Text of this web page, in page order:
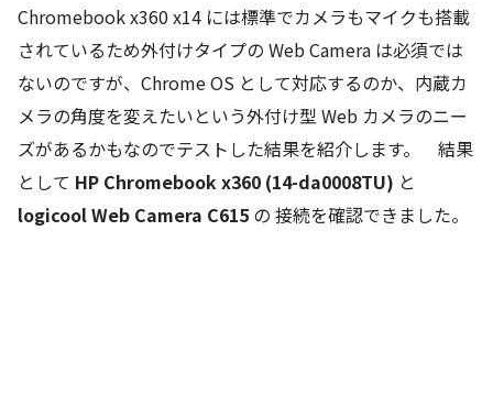
Chromebook x360 x14 には標準でカメラもマイクも搭載
されているため外付けタイプの Web Camera は必須では
ないのですが、Chrome OS として対応するのか、内蔵カ
メラの角度を変えたいという外付け型 Web カメラのニー
ズがあるかもなのでテストした結果を紹介します。 結果
として HP Chromebook x360 (14-da0008TU) と
logicool Web Camera C615 の 接続を確認できました。